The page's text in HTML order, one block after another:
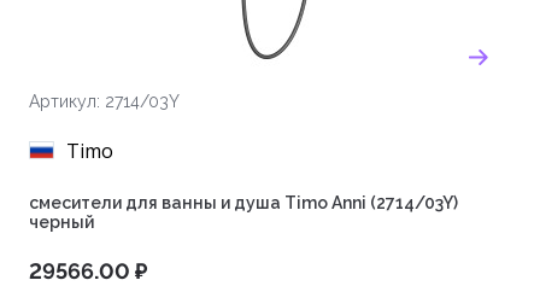
Артикул: 2714/03Y
Timo
смесители для ванны и душа Timo Anni (2714/03Y)
черный
29566.00 ₽